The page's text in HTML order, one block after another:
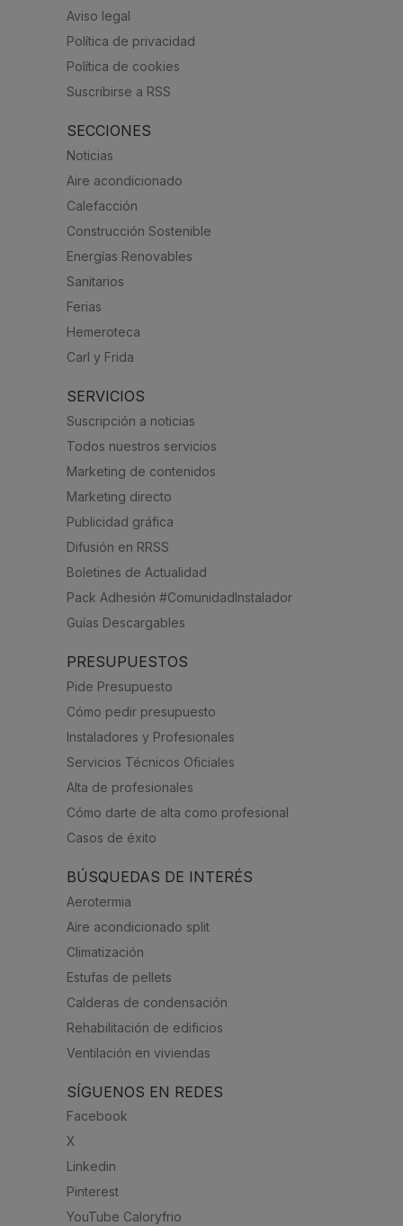
Aviso legal
Política de privacidad
Política de cookies
Suscribirse a RSS
SECCIONES
Noticias
Aire acondicionado
Calefacción
Construcción Sostenible
Energías Renovables
Sanitarios
Ferias
Hemeroteca
Carl y Frida
SERVICIOS
Suscripción a noticias
Todos nuestros servicios
Marketing de contenidos
Marketing directo
Publicidad gráfica
Difusión en RRSS
Boletines de Actualidad
Pack Adhesión #ComunidadInstalador
Guías Descargables
PRESUPUESTOS
Pide Presupuesto
Cómo pedir presupuesto
Instaladores y Profesionales
Servicios Técnicos Oficiales
Alta de profesionales
Cómo darte de alta como profesional
Casos de éxito
BÚSQUEDAS DE INTERÉS
Aerotermia
Aire acondicionado split
Climatización
Estufas de pellets
Calderas de condensación
Rehabilitación de edificios
Ventilación en viviendas
SÍGUENOS EN REDES
Facebook
X
Linkedin
Pinterest
YouTube Caloryfrio